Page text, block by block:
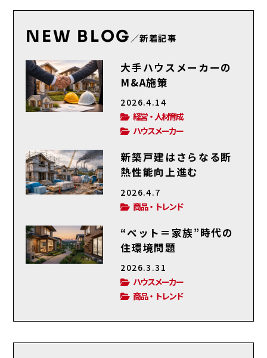
NEW BLOG ／新着記事
大手ハウスメーカーの
M&A施策
2026.4.14
経営・人材育成
ハウスメーカー
新築戸建はさらなる断
熱性能向上進む
2026.4.7
商品・トレンド
“ペット＝家族”時代の
住環境問題
2026.3.31
ハウスメーカー
商品・トレンド